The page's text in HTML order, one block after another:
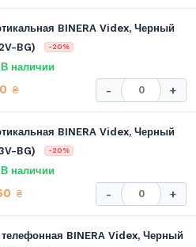
BINERA Videx, Черный
BG)
-20%
В наличии
₴ - +
BINERA Videx, Черный
BG)
-20%
В наличии
₴ - +
телефонная BINERA Videx, Черный